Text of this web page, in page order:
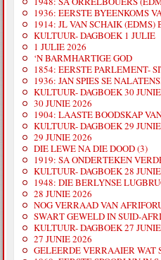
1936: EERSTE BYEENKOMS
1914: JL VAN SCHAIK (EDMS)
KULTUUR- DAGBOEK 1 JULIE
1 JULIE 2026
‘N BARMHARTIGE GOD
1854: EERSTE PARLEMENT-
1936: JAN SPIES SE
KULTUUR- DAGBOEK 30 JUNIE
30 JUNIE 2026
1904: LAASTE BOODSKAP
KULTUUR- DAGBOEK 29 JUNIE
29 JUNIE 2026
DIE LEWE NA DIE DOOD (3)
1919: SA ONDERTEKEN
KULTUUR- DAGBOEK 28 JUNIE
1948: DIE BERLYNSE
28 JUNIE 2026
NOG VERRAAD VAN
SWART GEWELD IN SUID-
KULTUUR- DAGBOEK 27 JUNIE
27 JUNIE 2026
GELEERDE VERRAAIER WAT